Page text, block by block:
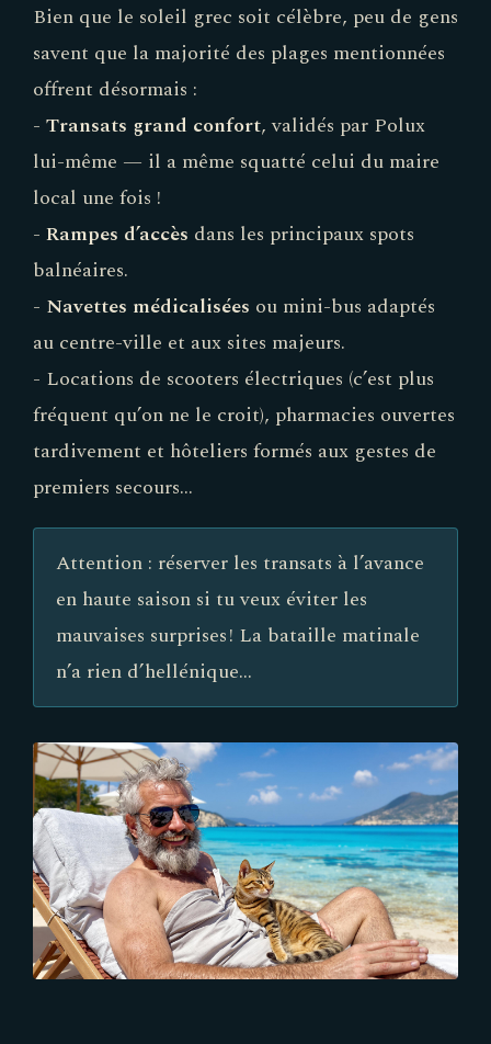
Bien que le soleil grec soit célèbre, peu de gens
savent que la majorité des plages mentionnées
offrent désormais :
- Transats grand confort, validés par Polux
lui-même — il a même squatté celui du maire
local une fois !
- Rampes d’accès dans les principaux spots
balnéaires.
- Navettes médicalisées ou mini-bus adaptés
au centre-ville et aux sites majeurs.
- Locations de scooters électriques (c’est plus
fréquent qu’on ne le croit), pharmacies ouvertes
tardivement et hôteliers formés aux gestes de
premiers secours…
Attention : réserver les transats à l’avance
en haute saison si tu veux éviter les
mauvaises surprises ! La bataille matinale
n’a rien d’hellénique…